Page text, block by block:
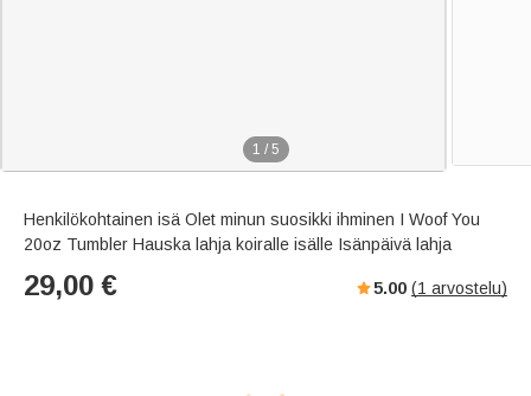
1 / 5
Henkilökohtainen isä Olet minun suosikki ihminen I Woof You
20oz Tumbler Hauska lahja koiralle isälle Isänpäivä lahja
29,00 € 5.00 (1 arvostelu)